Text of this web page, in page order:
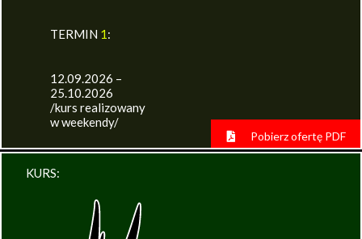
TERMIN 1:
12.09.2026 –
25.10.2026
/kurs realizowany
w weekendy/
Pobierz ofertę PDF
KURS: